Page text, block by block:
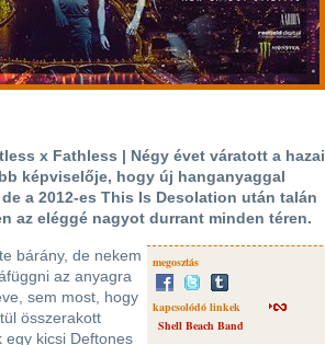
x Fathless | Négy évet váratott a hazai
képviselője, hogy új hanganyaggal
a 2012-es This Is Desolation után talán
az eléggé nagyot durrant minden téren.
megosztás
kapcsolódó linkek
Shell Beach Band
bárány, de nekem
az anyagra
sem most, hogy
összerakott
egy kicsi Deftones